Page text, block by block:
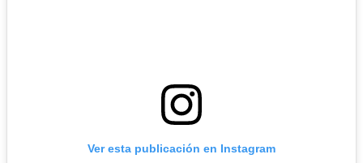
Ver esta publicación en Instagram